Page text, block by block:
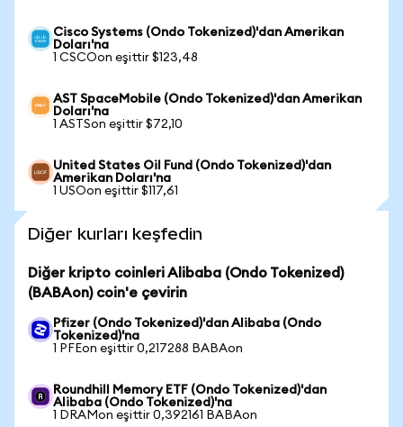
Cisco Systems (Ondo Tokenized)'dan Amerikan
Doları'na
1 CSCOon eşittir $123,48
AST SpaceMobile (Ondo Tokenized)'dan Amerikan
Doları'na
1 ASTSon eşittir $72,10
United States Oil Fund (Ondo Tokenized)'dan
Amerikan Doları'na
1 USOon eşittir $117,61
Diğer kurları keşfedin
Diğer kripto coinleri Alibaba (Ondo Tokenized)
(BABAon) coin'e çevirin
Pfizer (Ondo Tokenized)'dan Alibaba (Ondo
Tokenized)'na
1 PFEon eşittir 0,217288 BABAon
Roundhill Memory ETF (Ondo Tokenized)'dan
Alibaba (Ondo Tokenized)'na
1 DRAMon eşittir 0,392161 BABAon